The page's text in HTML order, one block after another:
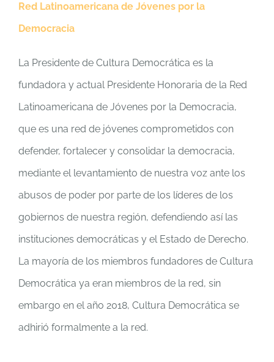
Red Latinoamericana de Jóvenes por la
Democracia
La Presidente de Cultura Democrática es la
fundadora y actual Presidente Honoraria de la Red
Latinoamericana de Jóvenes por la Democracia,
que es una red de jóvenes comprometidos con
defender, fortalecer y consolidar la democracia,
mediante el levantamiento de nuestra voz ante los
abusos de poder por parte de los líderes de los
gobiernos de nuestra región, defendiendo así las
instituciones democráticas y el Estado de Derecho.
La mayoría de los miembros fundadores de Cultura
Democrática ya eran miembros de la red, sin
embargo en el año 2018, Cultura Democrática se
adhirió formalmente a la red.